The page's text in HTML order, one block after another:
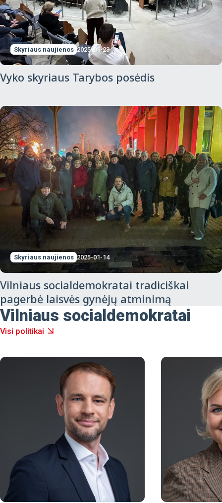
Skyriaus naujienos 2025-01-23
Vyko skyriaus Tarybos posėdis
Skyriaus naujienos 2025-01-14
Vilniaus socialdemokratai tradiciškai
pagerbė laisvės gynėjų atminimą
Vilniaus socialdemokratai
Visi politikai